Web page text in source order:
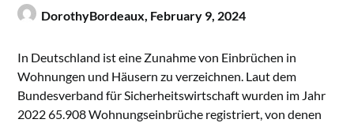
DorothyBordeaux, February 9, 2024
In Deutschland ist eine Zunahme von Einbrüchen in
Wohnungen und Häusern zu verzeichnen. Laut dem
Bundesverband für Sicherheitswirtschaft wurden im Jahr
2022 65.908 Wohnungseinbrüche registriert, von denen